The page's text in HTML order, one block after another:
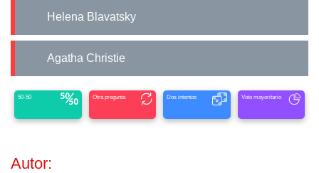
Helena Blavatsky
Agatha Christie
50-50 Otra pregunta Dos intentos Voto mayoritario
Autor: